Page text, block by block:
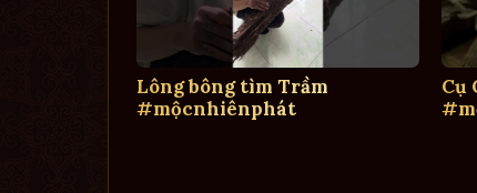
Lông bông tìm Trầm
#mộcnhiênphát
Cụ